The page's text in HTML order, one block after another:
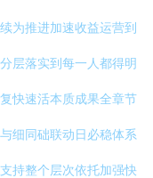
为推进加速收益运营到
层落实到每一人都得明
快速活本质成果全章节
细同础联动日必稳体系
持整个层次依托加强快